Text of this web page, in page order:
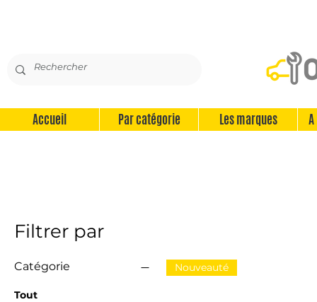
Accueil Par catégorie Les marques
Filtrer par
Catégorie
Tout
Nouveauté